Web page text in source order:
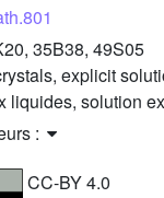
35B38, 49S05
explicit
liquides, solution
:
CC-BY 4.0